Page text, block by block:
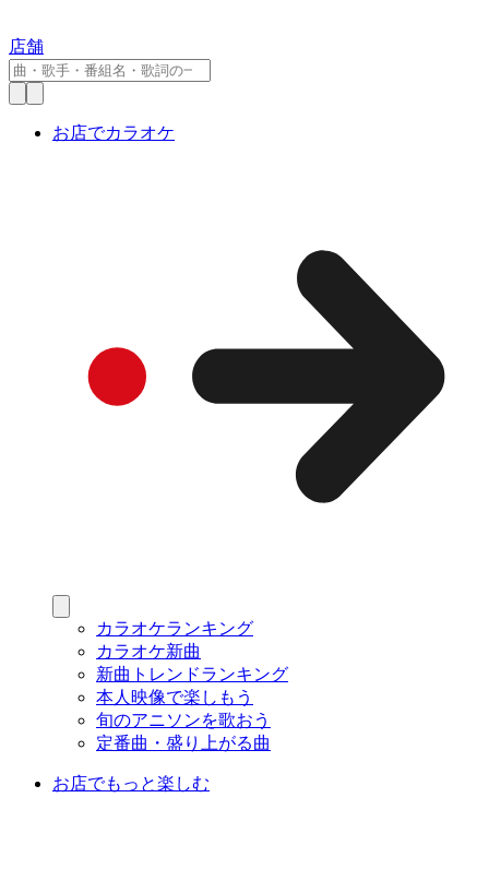
店舗
お店でカラオケ
カラオケランキング
カラオケ新曲
新曲トレンドランキング
本人映像で楽しもう
旬のアニソンを歌おう
定番曲・盛り上がる曲
お店でもっと楽しむ